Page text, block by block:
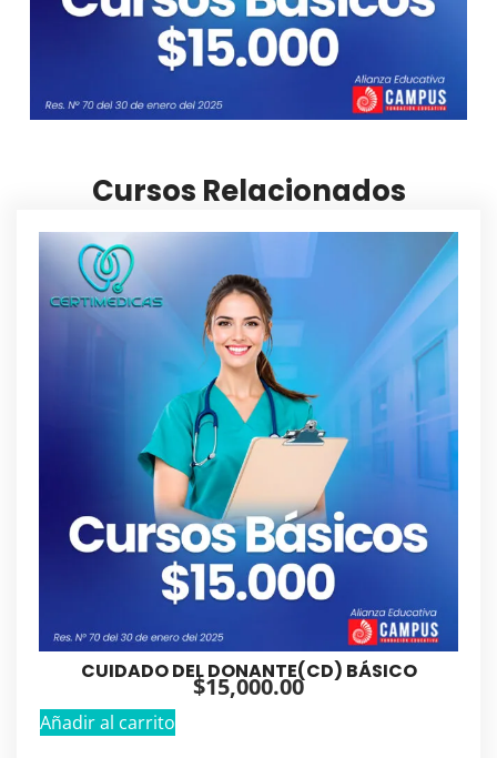
Cursos Relacionados
CUIDADO DEL DONANTE(CD) BÁSICO
$15,000.00
Añadir al carrito